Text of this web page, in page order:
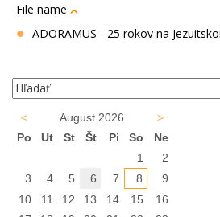
File name
ADORAMUS - 25 rokov na
< August 2026
>
Po
Ut St Št Pi So
Ne
1
2
3
4 5 6 7 8
9
10
11 12 13 14 15
16